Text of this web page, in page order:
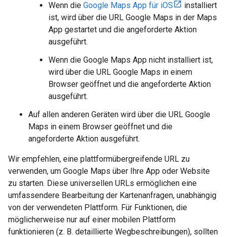
Wenn die Google Maps App für iOS
installiert
ist, wird über die URL Google Maps in der Maps
App gestartet und die angeforderte Aktion
ausgeführt.
Wenn die Google Maps App nicht installiert ist,
wird über die URL Google Maps in einem
Browser geöffnet und die angeforderte Aktion
ausgeführt.
Auf allen anderen Geräten wird über die URL Google
Maps in einem Browser geöffnet und die
angeforderte Aktion ausgeführt.
Wir empfehlen, eine plattformübergreifende URL zu
verwenden, um Google Maps über Ihre App oder Website
zu starten. Diese universellen URLs ermöglichen eine
umfassendere Bearbeitung der Kartenanfragen, unabhängig
von der verwendeten Plattform. Für Funktionen, die
möglicherweise nur auf einer mobilen Plattform
funktionieren (z. B. detaillierte Wegbeschreibungen), sollten